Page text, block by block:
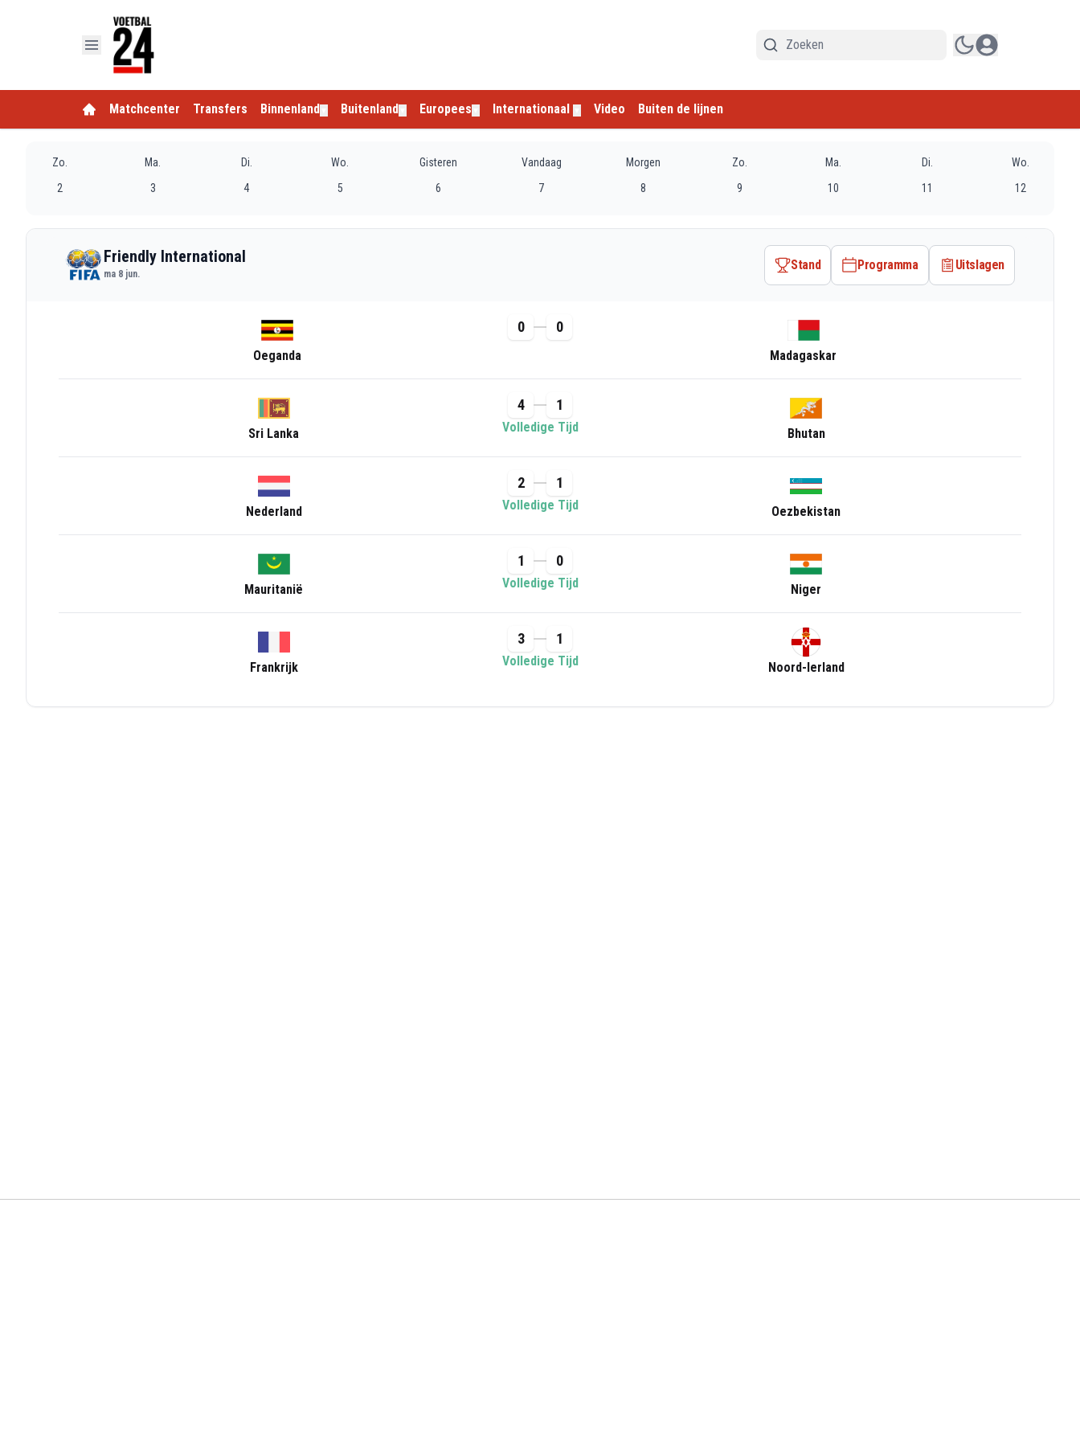
Matchcenter Transfers Binnenland Buitenland Europees Internationaal Video Buiten de lijnen
Zo.
2
Ma.
3
Di.
4
Wo.
5
Gisteren
6
Vandaag
7
Morgen
8
Zo.
9
Ma.
10
Di.
11
Wo.
12
Friendly International
ma 8 jun.
Stand Programma Uitslagen
Oeganda
0 0
Madagaskar
Sri Lanka
4 1
Volledige Tijd Bhutan
Nederland
2 1
Volledige Tijd Oezbekistan
Mauritanië
1 0
Volledige Tijd Niger
Frankrijk
3 1
Volledige Tijd Noord-Ierland